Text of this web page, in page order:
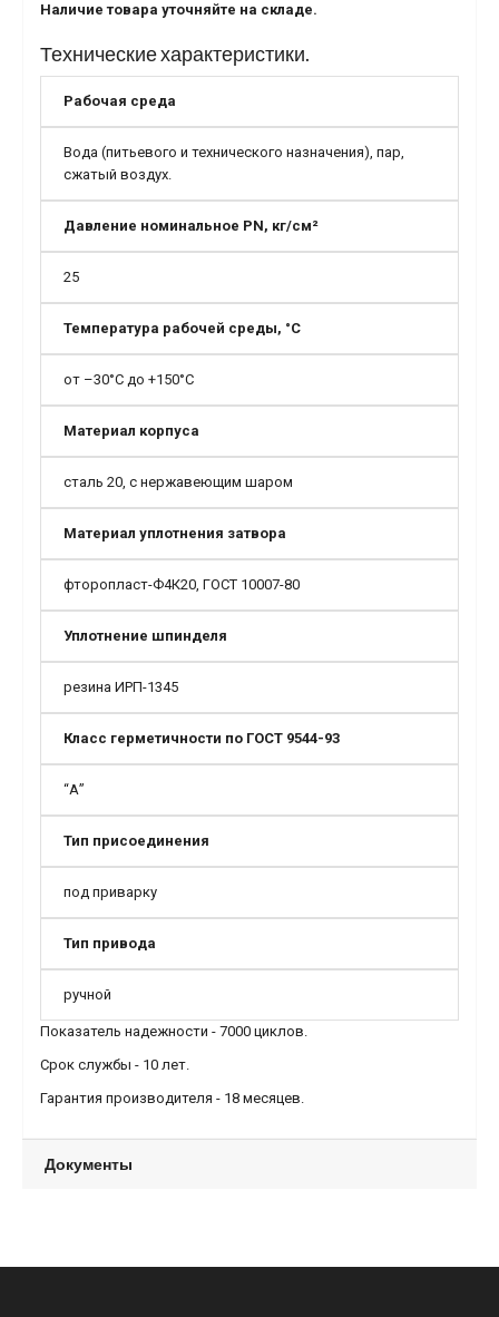
Наличие товара уточняйте на складе.
Технические характеристики.
Рабочая среда
Вода (питьевого и технического назначения), пар,
сжатый воздух.
Давление номинальное PN, кг/см²
25
Температура рабочей среды, °С
от –30°С до +150°С
Материал корпуса
сталь 20, с нержавеющим шаром
Материал уплотнения затвора
фторопласт-Ф4К20, ГОСТ 10007-80
Уплотнение шпинделя
резина ИРП-1345
Класс герметичности по ГОСТ 9544-93
“А”
Тип присоединения
под приварку
Тип привода
ручной
Показатель надежности - 7000 циклов.
Срок службы - 10 лет.
Гарантия производителя - 18 месяцев.
Документы